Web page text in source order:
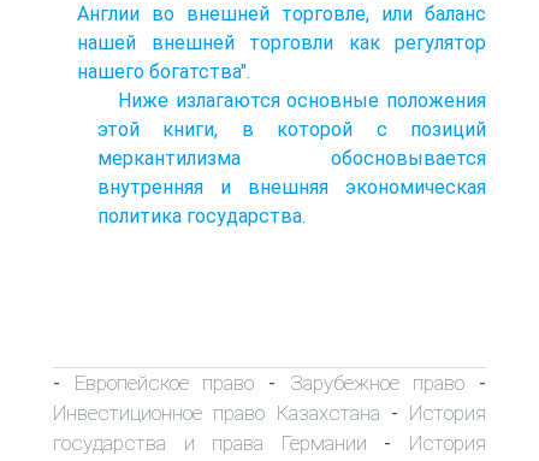
Англии во внешней торговле, или баланс
нашей внешней торговли как регулятор
нашего богатства".
Ниже излагаются основные положения
этой книги, в которой с позиций
меркантилизма обосновывается
внутренняя и внешняя экономическая
политика государства.
- Европейское право - Зарубежное право -
Инвестиционное право Казахстана - История
государства и права Германии - История